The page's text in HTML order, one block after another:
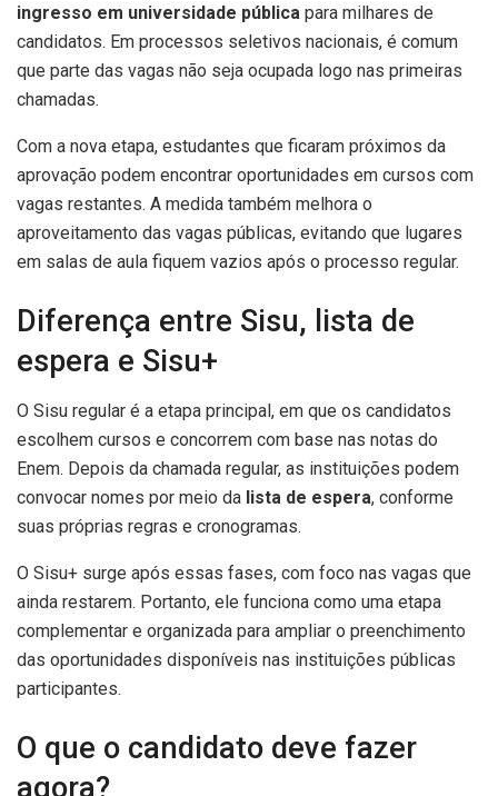
ingresso em universidade pública para milhares de
candidatos. Em processos seletivos nacionais, é comum
que parte das vagas não seja ocupada logo nas primeiras
chamadas.
Com a nova etapa, estudantes que ficaram próximos da
aprovação podem encontrar oportunidades em cursos com
vagas restantes. A medida também melhora o
aproveitamento das vagas públicas, evitando que lugares
em salas de aula fiquem vazios após o processo regular.
Diferença entre Sisu, lista de
espera e Sisu+
O Sisu regular é a etapa principal, em que os candidatos
escolhem cursos e concorrem com base nas notas do
Enem. Depois da chamada regular, as instituições podem
convocar nomes por meio da lista de espera, conforme
suas próprias regras e cronogramas.
O Sisu+ surge após essas fases, com foco nas vagas que
ainda restarem. Portanto, ele funciona como uma etapa
complementar e organizada para ampliar o preenchimento
das oportunidades disponíveis nas instituições públicas
participantes.
O que o candidato deve fazer
agora?